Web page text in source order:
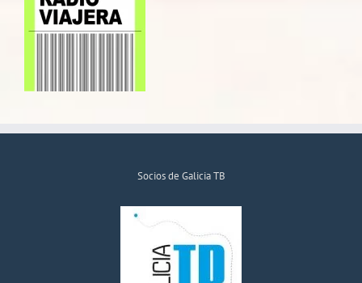
Socios de Galicia TB